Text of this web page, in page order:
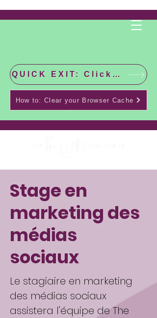
QUICK EXIT: Click this bar to check the latest news!
How to: Clear your Browser Cache
Stage en
marketing des
médias
sociaux
Le stagiaire en marketing
des médias sociaux
assistera l'équipe de The